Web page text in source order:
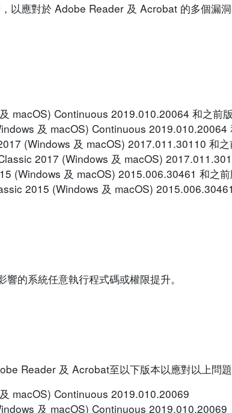
以應對於 Adobe Reader 及 Acrobat 的多個漏
macOS) Continuous 2019.010.20064 和之前
及 macOS) Continuous 2019.010.20064
(Windows 及 macOS) 2017.011.30110 和之
2017 (Windows 及 macOS)
(Windows 及 macOS) 2015.006.30461 和之前
2015 (Windows 及 macOS)
的系統任意執行程式碼或權限提升。
Reader 及 Acrobat至以下版本以應對以上問題
macOS) Continuous 2019.010.20069
及 macOS) Continuous 2019.010.20069